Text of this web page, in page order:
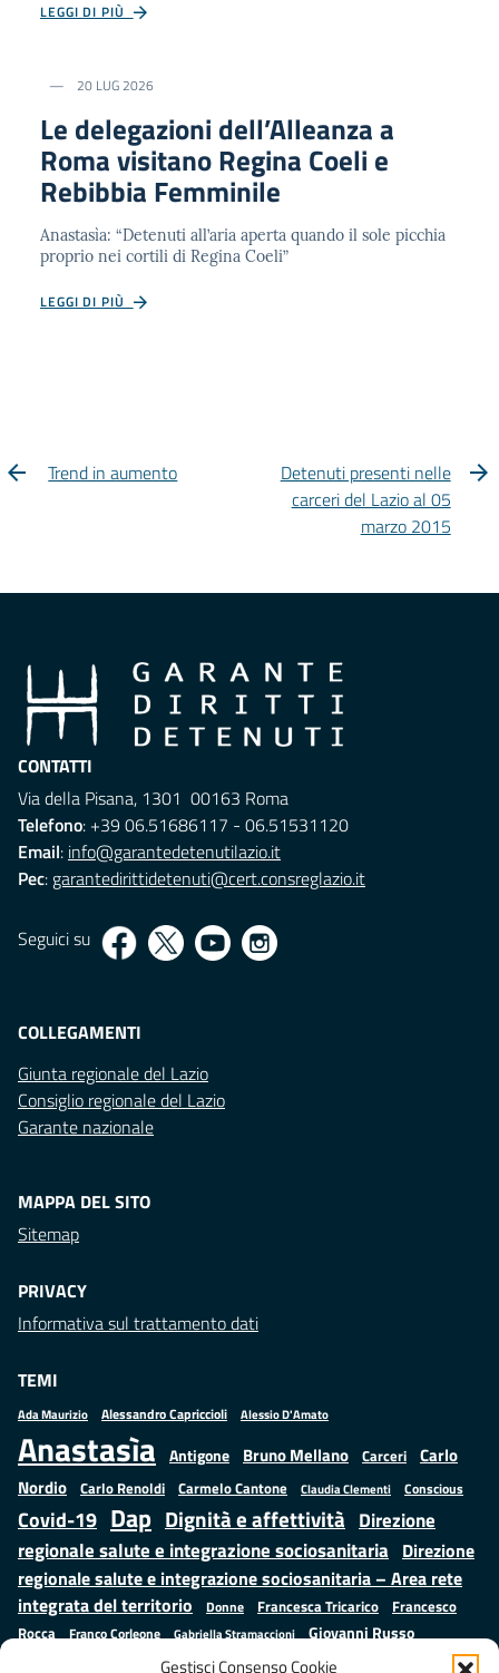
Gestisci Consenso Cookie
LEGGI DI PIÙ
20 LUG 2026
Le delegazioni dell’Alleanza a
Roma visitano Regina Coeli e
Rebibbia Femminile
Anastasìa: “Detenuti all’aria aperta quando il sole picchia
proprio nei cortili di Regina Coeli”
LEGGI DI PIÙ
Trend in aumento
Detenuti presenti nelle
carceri del Lazio al 05
marzo 2015
CONTATTI
Via della Pisana, 1301 00163 Roma
Telefono: +39 06.51686117 - 06.51531120
Email: info@garantedetenutilazio.it
Pec: garantedirittidetenuti@cert.consreglazio.it
Seguici su
COLLEGAMENTI
Giunta regionale del Lazio
Consiglio regionale del Lazio
Garante nazionale
MAPPA DEL SITO
Sitemap
PRIVACY
Informativa sul trattamento dati
TEMI
Ada Maurizio Alessandro Capriccioli Alessio D'Amato
Anastasìa Antigone Bruno Mellano Carceri
Carlo
Nordio Carlo Renoldi Carmelo Cantone Claudia Clementi Conscious
Covid-19 Dap Dignità e affettività Direzione
regionale salute e integrazione sociosanitaria Direzione
regionale salute e integrazione sociosanitaria – Area rete
integrata del territorio
Donne Francesca Tricarico
Francesco
Rocca
Franco Corleone Gabriella Stramaccioni Giovanni Russo
Giuseppe Emanuele Cangemi Istruzione e cultura